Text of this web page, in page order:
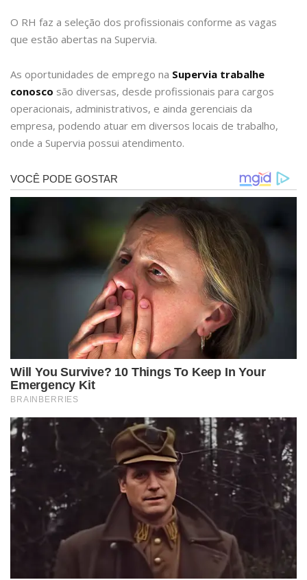
O RH faz a seleção dos profissionais conforme as vagas
que estão abertas na Supervia.
As oportunidades de emprego na Supervia trabalhe
conosco são diversas, desde profissionais para cargos
operacionais, administrativos, e ainda gerenciais da
empresa, podendo atuar em diversos locais de trabalho,
onde a Supervia possui atendimento.